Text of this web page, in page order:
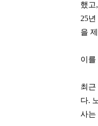
했고
25
을
이를
최근
다.
사는